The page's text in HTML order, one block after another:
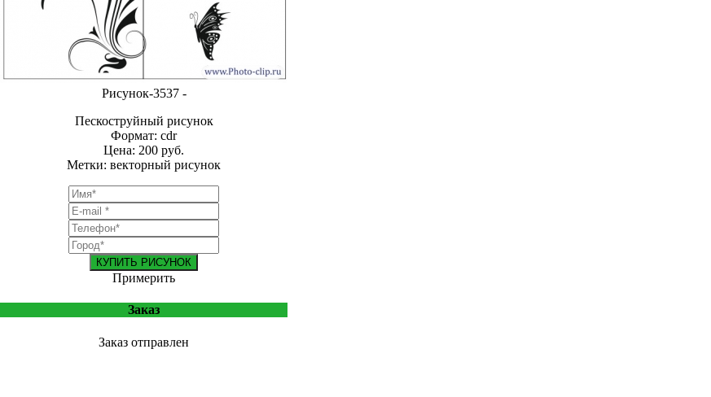
Рисунок-3537 -
Пескоструйный рисунок
Формат: cdr
Цена: 200 руб.
Метки: векторный рисунок
КУПИТЬ РИСУНОК
Примерить
Заказ
Заказ отправлен